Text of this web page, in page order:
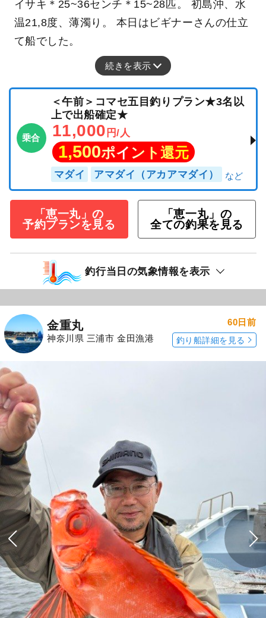
イサキ＊25~36センチ＊15~28匹。 初島沖、水
温21,8度、薄濁り。 本日はビギナーさんの仕立
て船でした。
続きを表示
乗合
＜午前＞コマセ五目釣りプラン★3名以
上で出船確定★
11,000 円/人
1,500ポイント還元
マダイ アマダイ（アカアマダイ）
「恵一丸」の
予約プランを見る
「恵一丸」の
全ての釣果を見る
釣行当日の気象情報を表示
金重丸
神奈川県 三浦市 金田漁港
60日前
釣り船詳細を見る